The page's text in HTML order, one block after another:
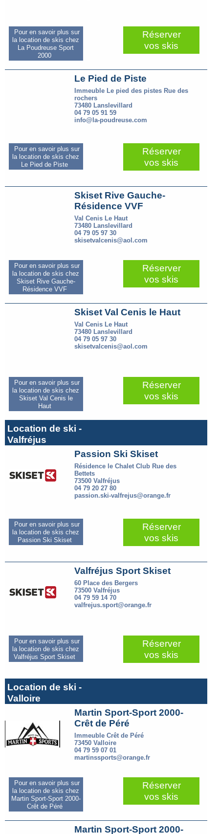
Pour en savoir plus sur
la location de skis chez
La Poudreuse Sport
2000
Réserver
vos skis
Le Pied de Piste
Immeuble Le pied des pistes Rue des
rochers
73480 Lanslevillard
04 79 05 91 59
info@la-poudreuse.com
Pour en savoir plus sur
la location de skis chez
Le Pied de Piste
Réserver
vos skis
Skiset Rive Gauche-
Résidence VVF
Val Cenis Le Haut
73480 Lanslevillard
04 79 05 97 30
skisetvalcenis@aol.com
Pour en savoir plus sur
la location de skis chez
Skiset Rive Gauche-
Résidence VVF
Réserver
vos skis
Skiset Val Cenis le Haut
Val Cenis Le Haut
73480 Lanslevillard
04 79 05 97 30
skisetvalcenis@aol.com
Pour en savoir plus sur
la location de skis chez
Skiset Val Cenis le
Haut
Réserver
vos skis
Location de ski -
Valfréjus
Passion Ski Skiset
Résidence le Chalet Club Rue des
Bettets
73500 Valfréjus
04 79 20 27 80
passion.ski-valfrejus@orange.fr
Pour en savoir plus sur
la location de skis chez
Passion Ski Skiset
Réserver
vos skis
Valfréjus Sport Skiset
60 Place des Bergers
73500 Valfréjus
04 79 59 14 70
valfrejus.sport@orange.fr
Pour en savoir plus sur
la location de skis chez
Valfréjus Sport Skiset
Réserver
vos skis
Location de ski -
Valloire
Martin Sport-Sport 2000-
Crêt de Péré
Immeuble Crêt de Péré
73450 Valloire
04 79 59 07 01
martinssports@orange.fr
Pour en savoir plus sur
la location de skis chez
Martin Sport-Sport 2000-
Crêt de Péré
Réserver
vos skis
Martin Sport-Sport 2000-